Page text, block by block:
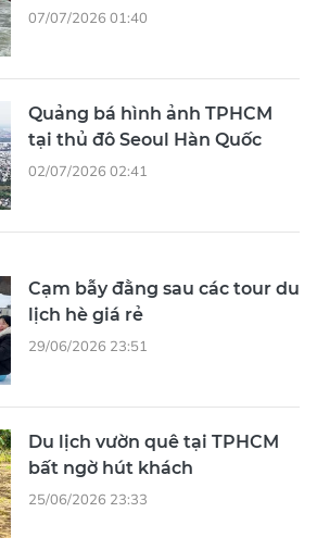
07/07/2026 01:40
Quảng bá hình ảnh TPHCM
tại thủ đô Seoul Hàn Quốc
02/07/2026 02:41
Cạm bẫy đằng sau các tour du
lịch hè giá rẻ
29/06/2026 23:51
Du lịch vườn quê tại TPHCM
bất ngờ hút khách
25/06/2026 23:33